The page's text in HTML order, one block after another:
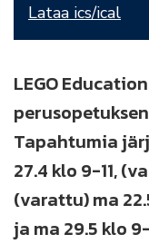
Lataa ics/ical
LEGO
Tapahtumia
27.4 klo 9-11,
(varattu) ma
ja ma 29.5 klo